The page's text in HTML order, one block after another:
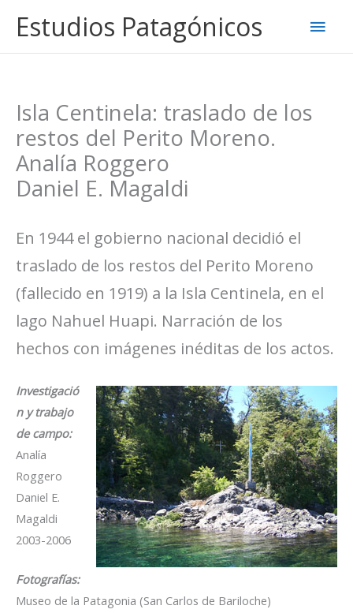
contenido
Estudios Patagónicos
Isla Centinela: traslado de los
restos del Perito Moreno.
Analía Roggero
Daniel E. Magaldi
En 1944 el gobierno nacional decidió el
traslado de los restos del Perito Moreno
(fallecido en 1919) a la Isla Centinela, en el
lago Nahuel Huapi. Narración de los
hechos con imágenes inéditas de los actos.
Investigació
n y trabajo
de campo:
Analía
Roggero
Daniel E.
Magaldi
2003-2006
Fotografías:
Museo de la Patagonia (San Carlos de Bariloche)